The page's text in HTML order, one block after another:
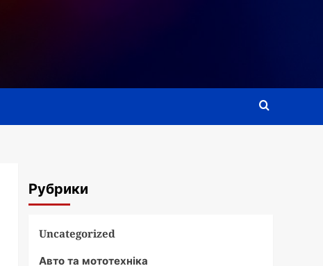
Рубрики
Uncategorized
Авто та мототехніка